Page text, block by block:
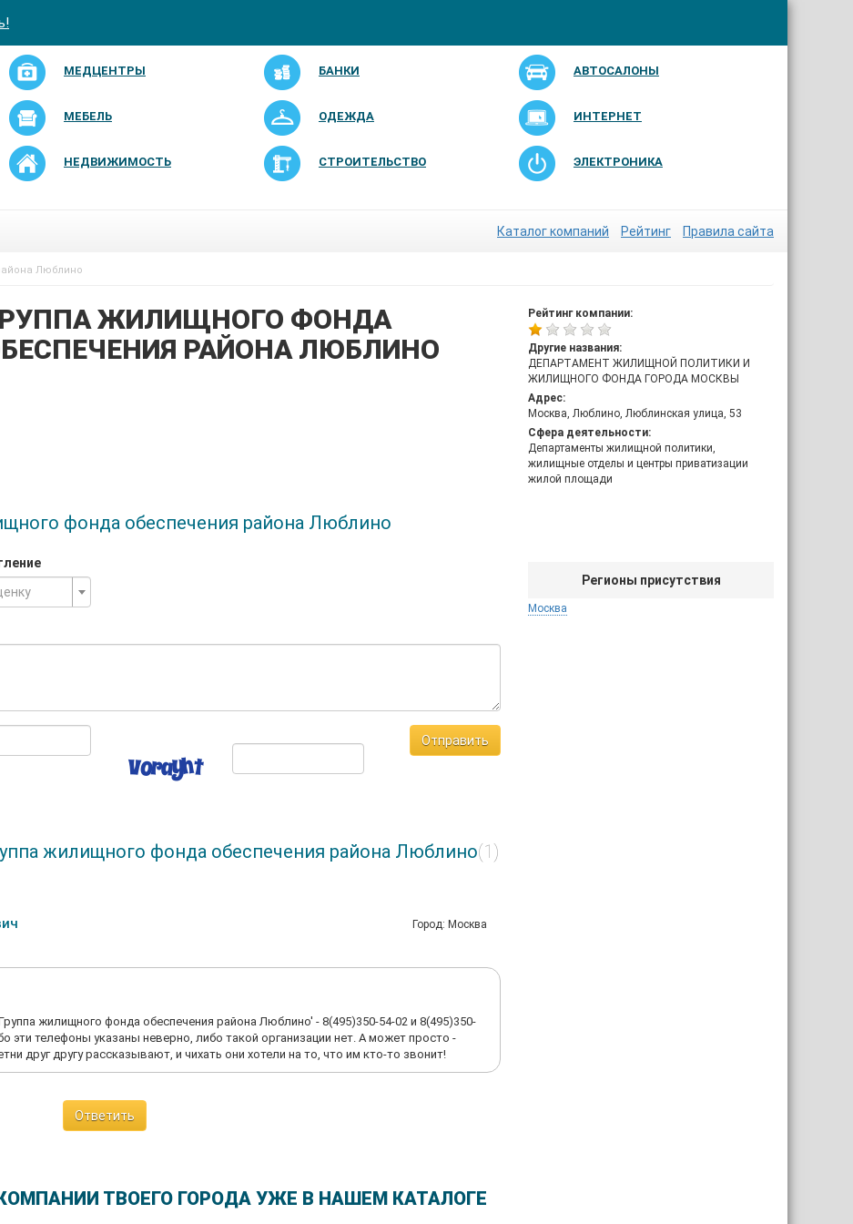
МЕДЦЕНТРЫ БАНКИ АВТОСАЛОНЫ
МЕБЕЛЬ ОДЕЖДА ИНТЕРНЕТ
НЕДВИЖИМОСТЬ СТРОИТЕЛЬСТВО ЭЛЕКТРОНИКА
Каталог компаний Рейтинг Правила сайта
Люблино
Рейтинг компании:
Другие названия:
ДЕПАРТАМЕНТ ЖИЛИЩНОЙ ПОЛИТИКИ И
ЖИЛИЩНОГО ФОНДА ГОРОДА МОСКВЫ
Адрес:
Москва, Люблино, Люблинская улица, 53
Сфера деятельности:
Департаменты жилищной политики,
жилищные отделы и центры приватизации
жилой площади
Регионы присутствия
Москва
ЖИЛИЩНОГО ФОНДА
РАЙОНА ЛЮБЛИНО
фонда обеспечения района Люблино
Отправить
жилищного фонда обеспечения района Люблино(1)
Город: Москва
жилищного фонда обеспечения района Люблино' - 8(495)350-54-02 и 8(495)350-
эти телефоны указаны неверно, либо такой организации нет. А может просто -
друг другу рассказывают, и чихать они хотели на то, что им кто-то звонит!
Ответить
ТВОЕГО ГОРОДА УЖЕ В НАШЕМ КАТАЛОГЕ